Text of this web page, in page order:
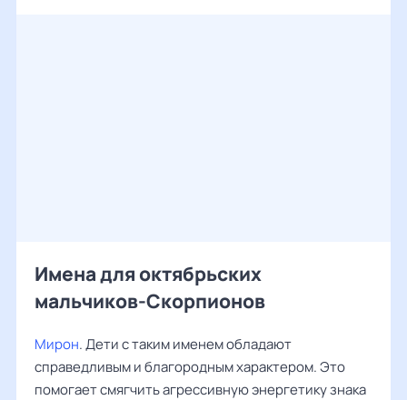
Имена для октябрьских
мальчиков-Скорпионов
Мирон. Дети с таким именем обладают
справедливым и благородным характером. Это
помогает смягчить агрессивную энергетику знака